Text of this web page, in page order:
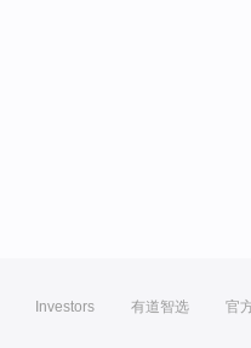
Investors 有道智选 官